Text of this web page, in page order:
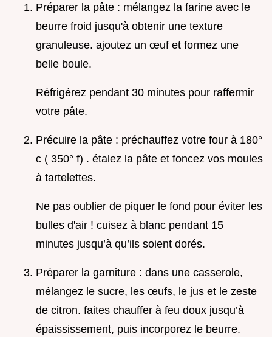
Préparer la pâte : mélangez la farine avec le
beurre froid jusqu'à obtenir une texture
granuleuse. ajoutez un œuf et formez une
belle boule.
Réfrigérez pendant 30 minutes pour raffermir
votre pâte.
Précuire la pâte : préchauffez votre four à 180°
c ( 350° f) . étalez la pâte et foncez vos moules
à tartelettes.
Ne pas oublier de piquer le fond pour éviter les
bulles d'air ! cuisez à blanc pendant 15
minutes jusqu’à qu’ils soient dorés.
Préparer la garniture : dans une casserole,
mélangez le sucre, les œufs, le jus et le zeste
de citron. faites chauffer à feu doux jusqu’à
épaississement, puis incorporez le beurre.